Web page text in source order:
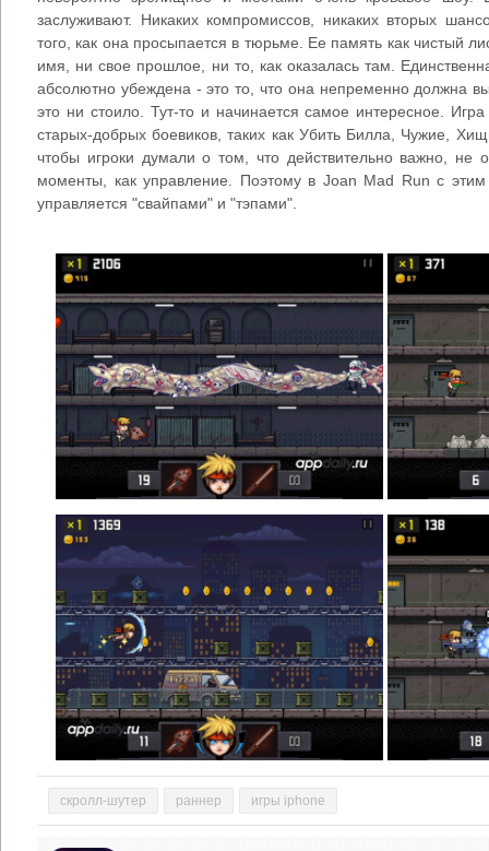
заслуживают. Никаких компромиссов, никаких вторых
того, как она просыпается в тюрьме. Ее память как чистый
имя, ни свое прошлое, ни то, как оказалась там.
абсолютно убеждена - это то, что она непременно должна
это ни стоило. Тут-то и начинается самое интересное.
старых-добрых боевиков, таких как Убить Билла, Чужие,
чтобы игроки думали о том, что действительно важно, не
моменты, как управление. Поэтому в Joan Mad Run с этим
управляется "свайпами" и "тэпами".
скролл-шутер раннер игры iphone